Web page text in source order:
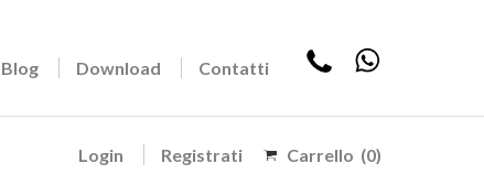
Blog Download Contatti
Login Registrati Carrello (0)